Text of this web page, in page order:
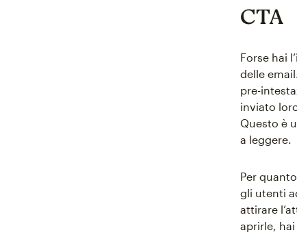
CTA
Forse hai
delle
pre-
inviato
Questo è
a leggere.
Per
gli utenti
attirare
aprirle,